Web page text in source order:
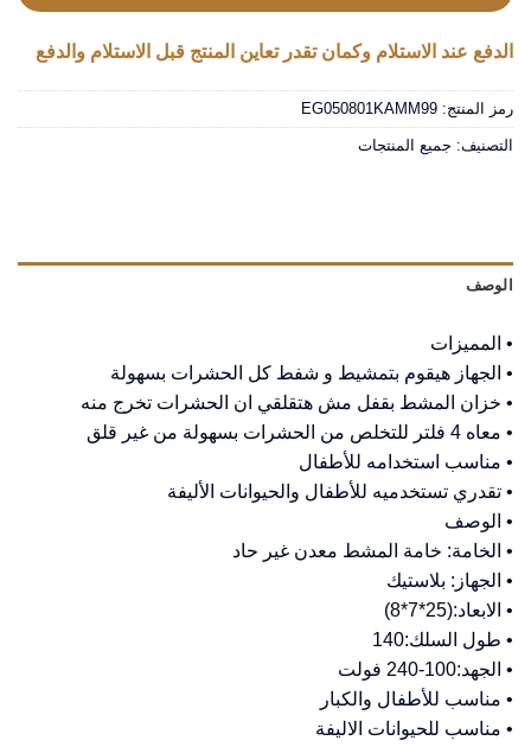
الدفع عند الاستلام وكمان تقدر تعاين المنتج قبل الاستلام والدفع
رمز المنتج: EG050801KAMM99
التصنيف: جميع المنتجات
الوصف
• المميزات
• الجهاز هيقوم بتمشيط و شفط كل الحشرات بسهولة
• خزان المشط بقفل مش هتقلقي ان الحشرات تخرج منه
• معاه 4 فلتر للتخلص من الحشرات بسهولة من غير قلق
• مناسب استخدامه للأطفال
• تقدري تستخدميه للأطفال والحيوانات الأليفة
• الوصف
• الخامة: خامة المشط معدن غير حاد
• الجهاز: بلاستيك
• الابعاد:(25*7*8)
• طول السلك:140
• الجهد:100-240 فولت
• مناسب للأطفال والكبار
• مناسب للحيوانات الاليفة